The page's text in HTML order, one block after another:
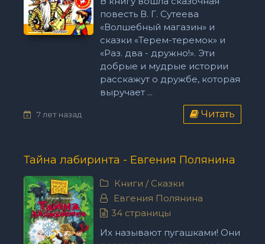
повесть В. Г. Сутеева
«Волшебный магазин» и
сказки «Терем-теремок» и
«Раз. два - дружно!». Эти
добрые и мудрые истории
расскажут о дружбе, которая
выручает ...
7 лет назад Читать
Тайна лабиринта - Евгения Полянина
Книги / Сказки
Евгения Полянина
34 страницы
Их называют пугашками! Они